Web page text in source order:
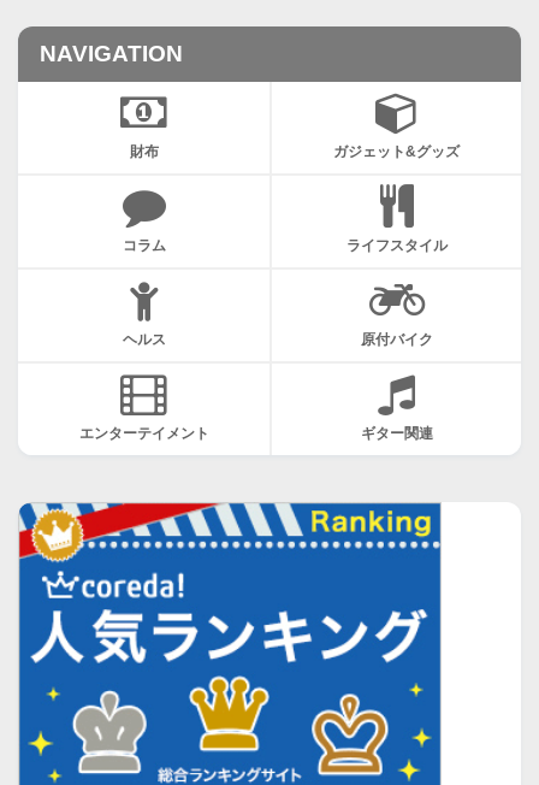
NAVIGATION
財布 ガジェット&グッズ
コラム ライフスタイル
ヘルス 原付バイク
エンターテイメント ギター関連